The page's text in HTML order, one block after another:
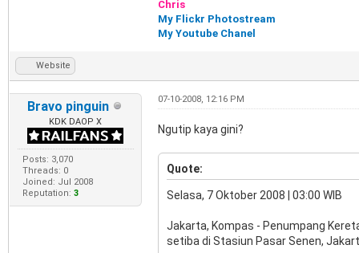
Chris
My Flickr Photostream
My Youtube Chanel
Website
Bravo pinguin
KDK DAOP X
Posts: 3,070
Threads: 0
Joined: Jul 2008
Reputation: 3
07-10-2008, 12:16 PM
Ngutip kaya gini?
Quote:
Selasa, 7 Oktober 2008 | 03:00 WIB
Jakarta, Kompas - Penumpang
setiba di Stasiun Pasar Senen,